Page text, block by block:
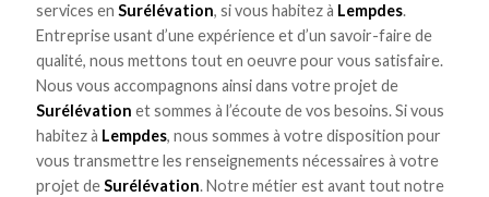
services en Surélévation, si vous habitez à Lempdes.
Entreprise usant d’une expérience et d’un savoir-faire de
qualité, nous mettons tout en oeuvre pour vous satisfaire.
Nous vous accompagnons ainsi dans votre projet de
Surélévation et sommes à l’écoute de vos besoins. Si vous
habitez à Lempdes, nous sommes à votre disposition pour
vous transmettre les renseignements nécessaires à votre
projet deSurélévation. Notre métier est avant tout notre